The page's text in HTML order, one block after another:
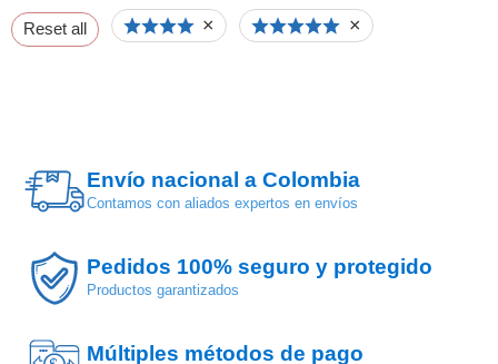
Reset all × ×
Envío nacional a Colombia
Contamos con aliados expertos en envíos
Pedidos 100% seguro y protegido
Productos garantizados
Múltiples métodos de pago